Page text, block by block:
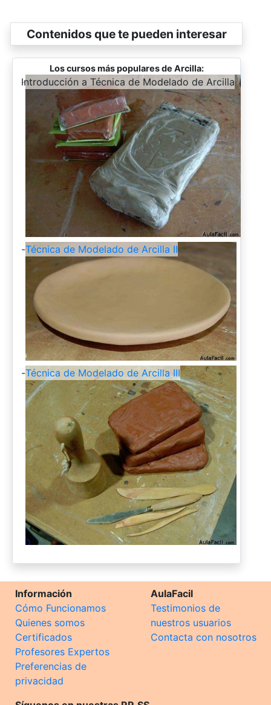
Contenidos que te pueden interesar
Los cursos más populares de Arcilla:
-
Introducción a Técnica de Modelado de Arcilla
-Técnica de Modelado de Arcilla II
-Técnica de Modelado de Arcilla III
Información
Cómo Funcionamos
Quienes somos
Certificados
Profesores Expertos
Preferencias de
privacidad
AulaFacil
Testimonios de
nuestros usuarios
Contacta con nosotros